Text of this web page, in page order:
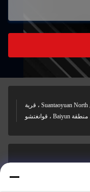
الغرفة B101 ، رقم 10 شارع Suantaoyuan North ، قرية